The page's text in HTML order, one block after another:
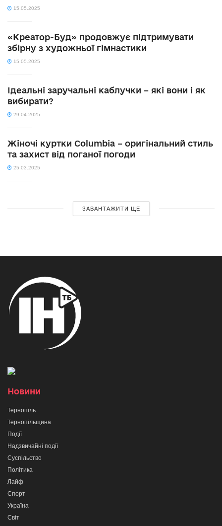
15.05.2025
«Креатор-Буд» продовжує підтримувати
збірну з художньої гімнастики
15.05.2025
Ідеальні заручальні каблучки – які вони і як
вибирати?
29.04.2025
Жіночі куртки Columbia – оригінальний стиль
та захист від поганої погоди
25.03.2025
ЗАВАНТАЖИТИ ЩЕ
Новини
Тернопіль
Тернопільщина
Події
Надзвичайні події
Суспільство
Політика
Лайф
Спорт
Україна
Світ